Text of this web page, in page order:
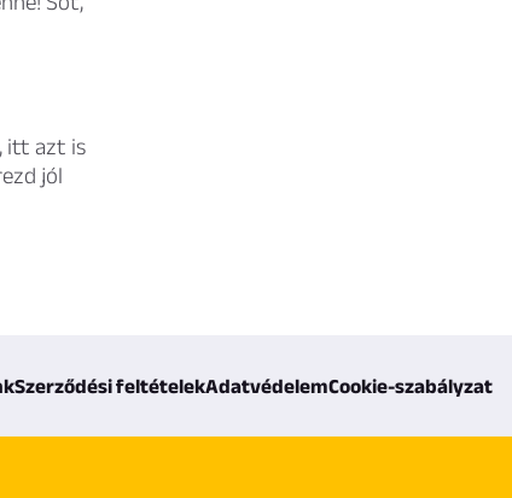
itt azt is
jól
Szerződési feltételekAdatvédelemCookie-szabályzat